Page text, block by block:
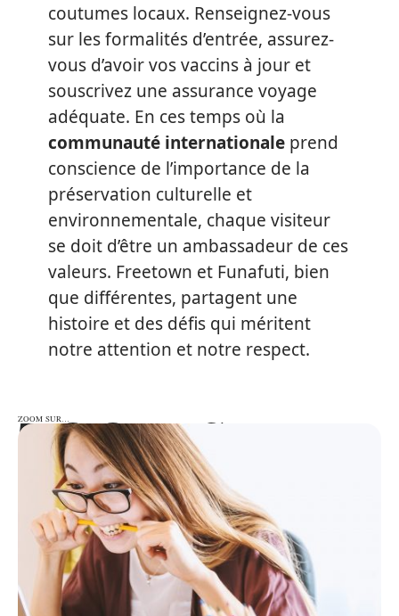
coutumes locaux. Renseignez-vous
sur les formalités d’entrée, assurez-
vous d’avoir vos vaccins à jour et
souscrivez une assurance voyage
adéquate. En ces temps où la
communauté internationale prend
conscience de l’importance de la
préservation culturelle et
environnementale, chaque visiteur
se doit d’être un ambassadeur de ces
valeurs. Freetown et Funafuti, bien
que différentes, partagent une
histoire et des défis qui méritent
notre attention et notre respect.
ZOOM SUR…
ZOOM SUR…